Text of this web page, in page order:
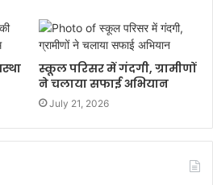
स्कूल परिसर में गंदगी, ग्रामीणों
ने चलाया सफाई अभियान
July 21, 2026